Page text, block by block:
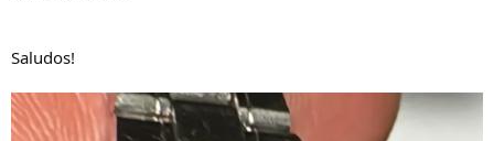
Saludos!